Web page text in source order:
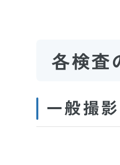
各検査
一般撮